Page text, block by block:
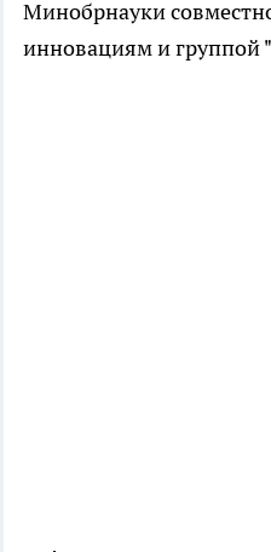
Минобрнауки
инновациям и группой